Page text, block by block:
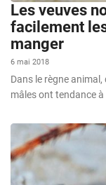
Les veuves
facilement
manger
6 mai 2018
Dans le règne
mâles ont tendance